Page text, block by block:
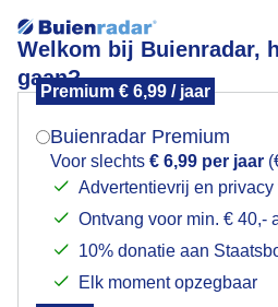
Welkom bij Buienradar,
gaan?
Premium € 6,99 / jaar
Buienradar Premium
Voor slechts € 6,99 per jaar
Advertentievrij en privacy
Ontvang voor min. € 40,-
10% donatie aan
Elk moment opzegbaar
Redelijk weer
Mogen we je locatie
Indien je hier nog geen
verschijnt er zo een pop-up